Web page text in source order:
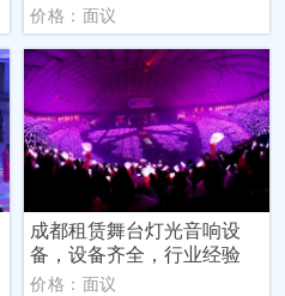
价格：面议
成都租赁舞台灯光音响设
备，设备齐全，行业经验
价格：面议